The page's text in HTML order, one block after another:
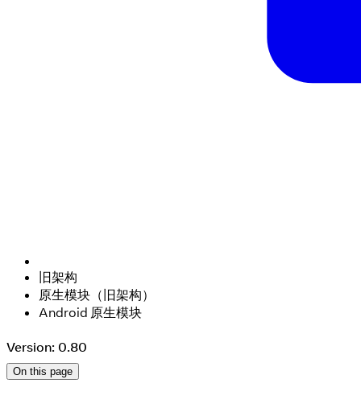
旧架构
原生模块（旧架构）
Android 原生模块
Version: 0.80
On this page